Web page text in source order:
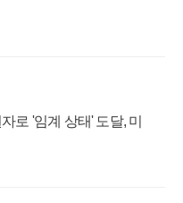
로 '임계 상태' 도달, 미